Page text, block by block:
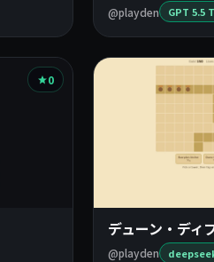
@playden GPT 5.5
0
デューン・ディ
@playden